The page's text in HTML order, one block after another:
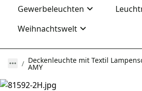
Gewerbeleuchten
Weihnachtswelt
Deckenleuchte mit Textil
AMY